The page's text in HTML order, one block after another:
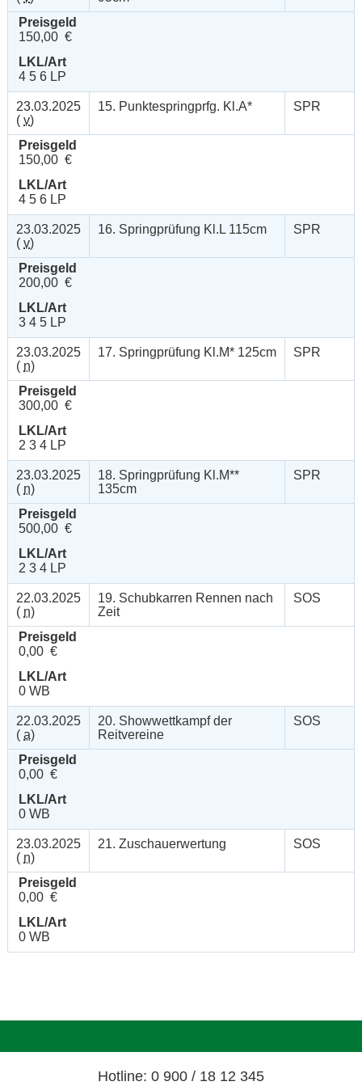
Preisgeld
150,00 €
LKL/Art
4 5 6 LP
23.03.2025
( v)
15. Punktespringprfg. Kl.A* SPR
Preisgeld
150,00 €
LKL/Art
4 5 6 LP
23.03.2025
( v)
16. Springprüfung Kl.L 115cm SPR
Preisgeld
200,00 €
LKL/Art
3 4 5 LP
23.03.2025
( n)
17. Springprüfung Kl.M* 125cm SPR
Preisgeld
300,00 €
LKL/Art
2 3 4 LP
23.03.2025
( n)
18. Springprüfung Kl.M**
135cm
SPR
Preisgeld
500,00 €
LKL/Art
2 3 4 LP
22.03.2025
( n)
19. Schubkarren Rennen nach
Zeit
SOS
Preisgeld
0,00 €
LKL/Art
0 WB
22.03.2025
( a)
20. Showwettkampf der
Reitvereine
SOS
Preisgeld
0,00 €
LKL/Art
0 WB
23.03.2025
( n)
21. Zuschauerwertung SOS
Preisgeld
0,00 €
LKL/Art
0 WB
Hotline: 0 900 / 18 12 345